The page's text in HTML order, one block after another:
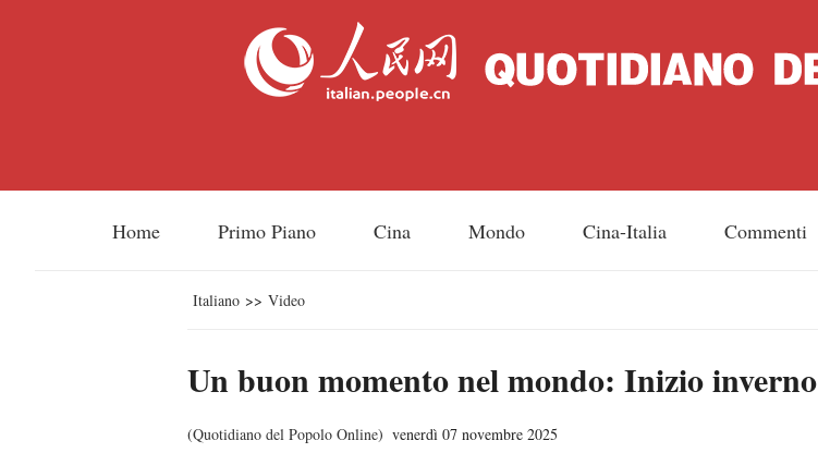
Home Primo Piano Cina Mondo Cina-Italia Commenti
Italiano >> Video
Un buon momento nel mondo: Inizio inverno
(Quotidiano del Popolo Online) venerdì 07 novembre 2025